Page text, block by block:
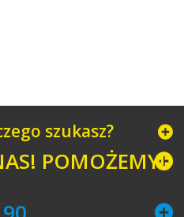
szukasz?
POMOŻEMY!